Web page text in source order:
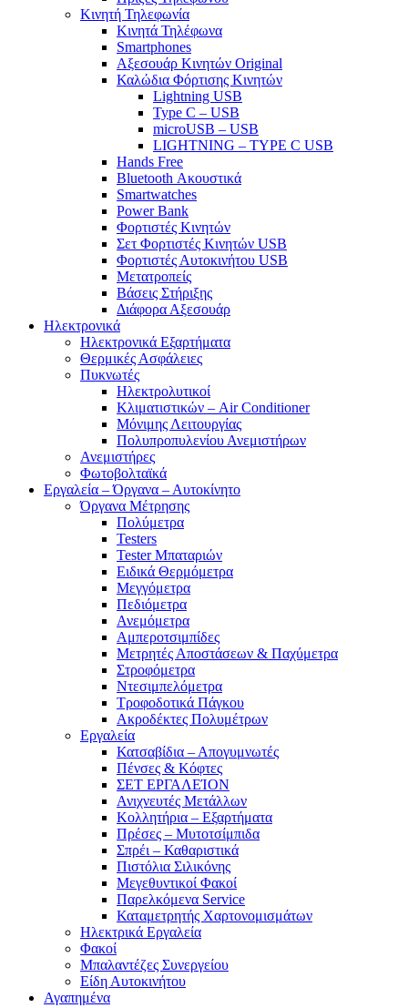
Κινητή Τηλεφωνία
Κινητά Τηλέφωνα
Smartphones
Αξεσουάρ Κινητών Original
Καλώδια Φόρτισης Κινητών
Lightning USB
Type C – USB
microUSB – USB
LIGHTNING – TYPE C USB
Hands Free
Bluetooth Ακουστικά
Smartwatches
Power Bank
Φορτιστές Κινητών
Σετ Φορτιστές Κινητών USB
Φορτιστές Αυτοκινήτου USB
Μετατροπείς
Βάσεις Στήριξης
Διάφορα Αξεσουάρ
Ηλεκτρονικά
Ηλεκτρονικά Εξαρτήματα
Θερμικές Ασφάλειες
Πυκνωτές
Ηλεκτρολυτικοί
Κλιματιστικών – Air Conditioner
Μόνιμης Λειτουργίας
Πολυπροπυλενίου Ανεμιστήρων
Ανεμιστήρες
Φωτοβολταϊκά
Εργαλεία – Όργανα – Αυτοκίνητο
Όργανα Μέτρησης
Πολύμετρα
Testers
Tester Μπαταριών
Ειδικά Θερμόμετρα
Μεγγόμετρα
Πεδιόμετρα
Ανεμόμετρα
Αμπεροτσιμπίδες
Μετρητές Αποστάσεων & Παχύμετρα
Στροφόμετρα
Ντεσιμπελόμετρα
Τροφοδοτικά Πάγκου
Ακροδέκτες Πολυμέτρων
Εργαλεία
Κατσαβίδια – Απογυμνωτές
Πένσες & Κόφτες
ΣΕΤ ΕΡΓΑΛΕΊΟΝ
Ανιχνευτές Μετάλλων
Κολλητήρια – Εξαρτήματα
Πρέσες – Μυτοτσίμπιδα
Σπρέι – Καθαριστικά
Πιστόλια Σιλικόνης
Μεγεθυντικοί Φακοί
Παρελκόμενα Service
Καταμετρητής Χαρτονομισμάτων
Ηλεκτρικά Εργαλεία
Φακοί
Μπαλαντέζες Συνεργείου
Είδη Αυτοκινήτου
Αγαπημένα